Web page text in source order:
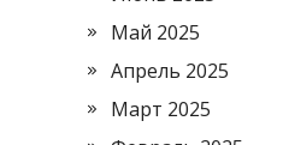
Май 2025
Апрель 2025
Март 2025